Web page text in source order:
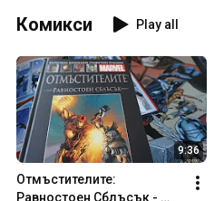
Комикси Play all
9:36
Отмъстителите:
Равностоен Сблъсък -